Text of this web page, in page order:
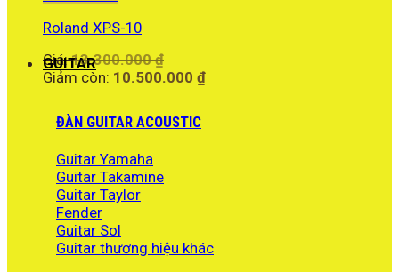
Roland XPS-10
Giá:13.300.000₫
gốc
13.300.000 ₫.
Giảm còn: 10.500.000 ₫Giá
GUITAR
ĐÀN GUITAR ACOUSTIC
Guitar Yamaha
Guitar Takamine
Guitar Taylor
Fender
Guitar Sol
Guitar thương hiệu khác